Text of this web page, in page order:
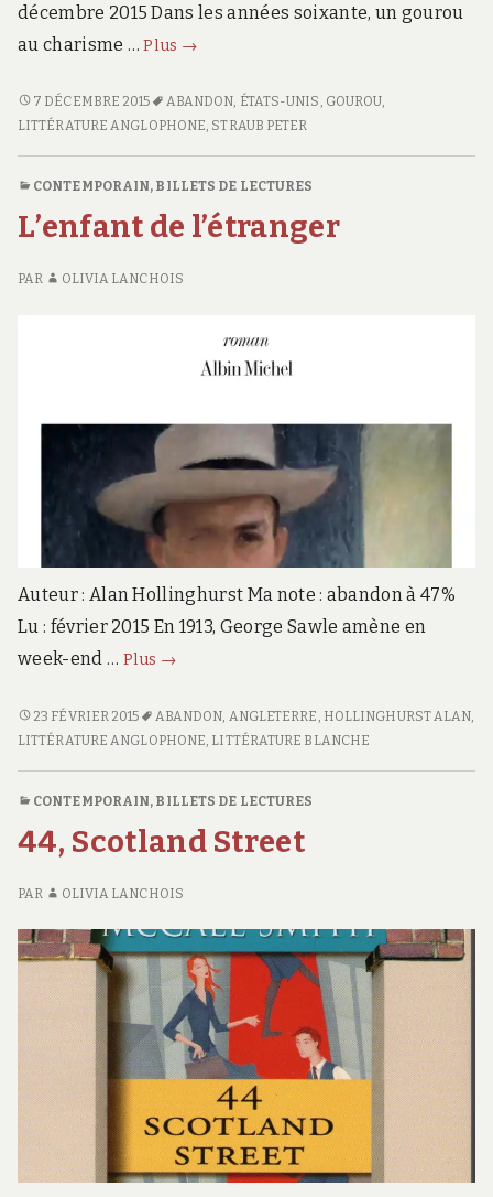
décembre 2015 Dans les années soixante, un gourou
au charisme …Plus Messe
→
MESSE
NOIRE
7 DÉCEMBRE 2015 ABANDON, ÉTATS-UNIS , GOUROU,
LITTÉRATURE ANGLOPHONE, STRAUB PETER
CONTEMPORAIN, BILLETS DE LECTURES
L’enfant de l’étranger
PAR OLIVIA LANCHOIS
Auteur : Alan Hollinghurst Ma note : abandon à 47%
Lu : février 2015 En 1913, George Sawle amène en
week-end … Plus L’enfant
l’étranger
→
L’ENFANT
DE
23 FÉVRIER 2015 ABANDON ANGLETERRE HOLLINGHURST ALAN
LITTÉRATURE ANGLOPHONE LITTÉRATURE BLANCHE
CONTEMPORAIN, BILLETS DE LECTURES
44, Scotland Street
PAR OLIVIA LANCHOIS